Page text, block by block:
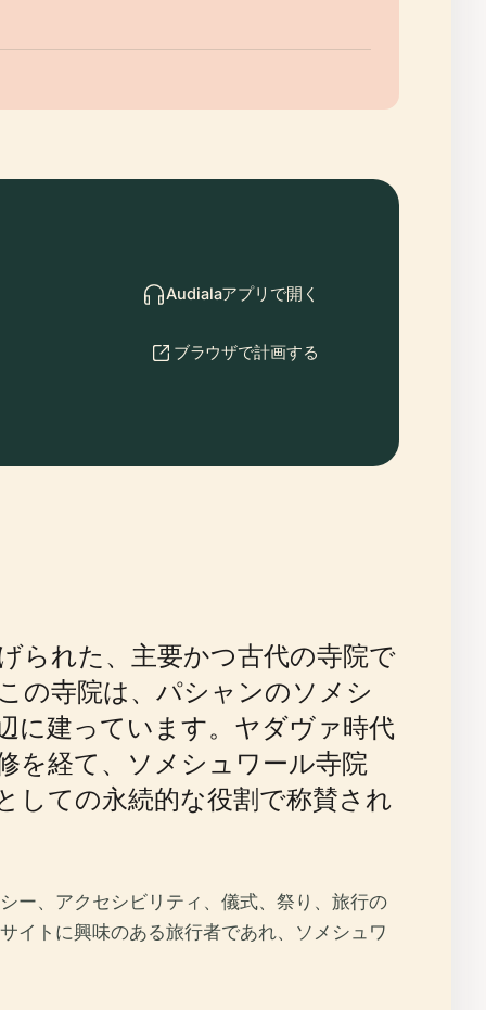
Audialaアプリで開く
ブラウザで計画する
られた、主要かつ古代の寺院で
の寺院は、パシャンのソメシ
に建っています。ヤダヴァ時代
を経て、ソメシュワール寺院
しての永続的な役割で称賛され
ー、アクセシビリティ、儀式、祭り、旅行の
イトに興味のある旅行者であれ、ソメシュワ